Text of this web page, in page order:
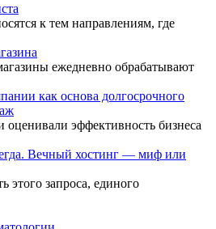
к тем направлениям, где
ежедневно обрабатывают
как основа долгосрочного
эффективность бизнеса
Вечный хостинг — миф или
этого запроса, единого